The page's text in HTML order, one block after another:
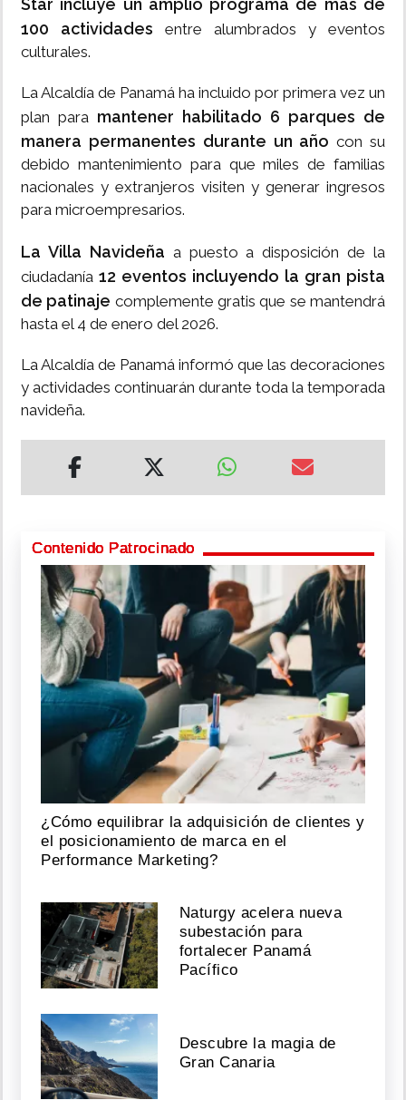
Star incluye un amplio programa de más de
100 actividades entre alumbrados y eventos
culturales.
La Alcaldía de Panamá ha incluido por primera vez un
plan para mantener habilitado 6 parques de
manera permanentes durante un añocon su
debido mantenimiento para que miles de familias
nacionales y extranjeros visiten y generar ingresos
para microempresarios.
La Villa Navideña a puesto a disposición de la
ciudadanía 12 eventos incluyendo la gran pista
de patinaje complemente gratis que se mantendrá
hasta el 4 de enero del 2026.
La Alcaldía de Panamá informó que las decoraciones
y actividades continuarán durante toda la temporada
navideña.
Contenido Patrocinado
¿Cómo equilibrar la adquisición de clientes y
el posicionamiento de marca en el
Performance Marketing?
Naturgy acelera nueva
subestación para
fortalecer Panamá
Pacífico
Descubre la magia de
Gran Canaria